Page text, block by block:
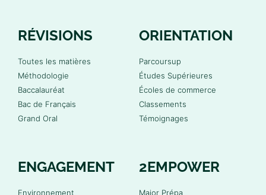
RÉVISIONS
Toutes les matières
Méthodologie
Baccalauréat
Bac de Français
Grand Oral
ORIENTATION
Parcoursup
Études Supérieures
Écoles de commerce
Classements
Témoignages
ENGAGEMENT
Environnement
2EMPOWER
Major Prépa